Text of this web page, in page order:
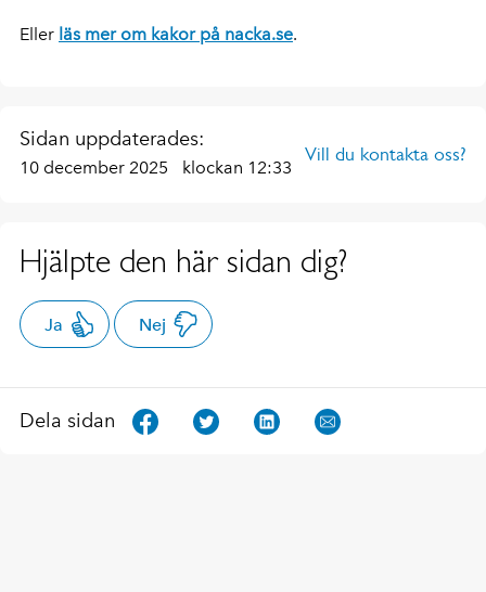
Eller läs mer om kakor på nacka.se.
Sidan uppdaterades:
10 december 2025 klockan 12:33
Vill du kontakta oss?
Hjälpte den här sidan dig?
Ja Nej
Dela sidan